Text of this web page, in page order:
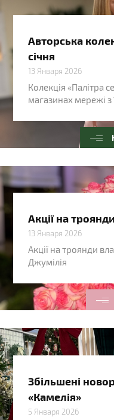
Авторська
січня
13 Января 2026
Колекція «Палітра
магазинах мережі з
Акції на
13 Января 2026
Акції на троянди
Джумілія
Збільшені
«Камелія»
5 Января 2026